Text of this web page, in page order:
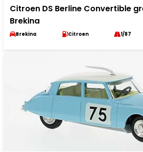
Citroen DS Berline Convertible
Brekina
Brekina Citroen 1/87